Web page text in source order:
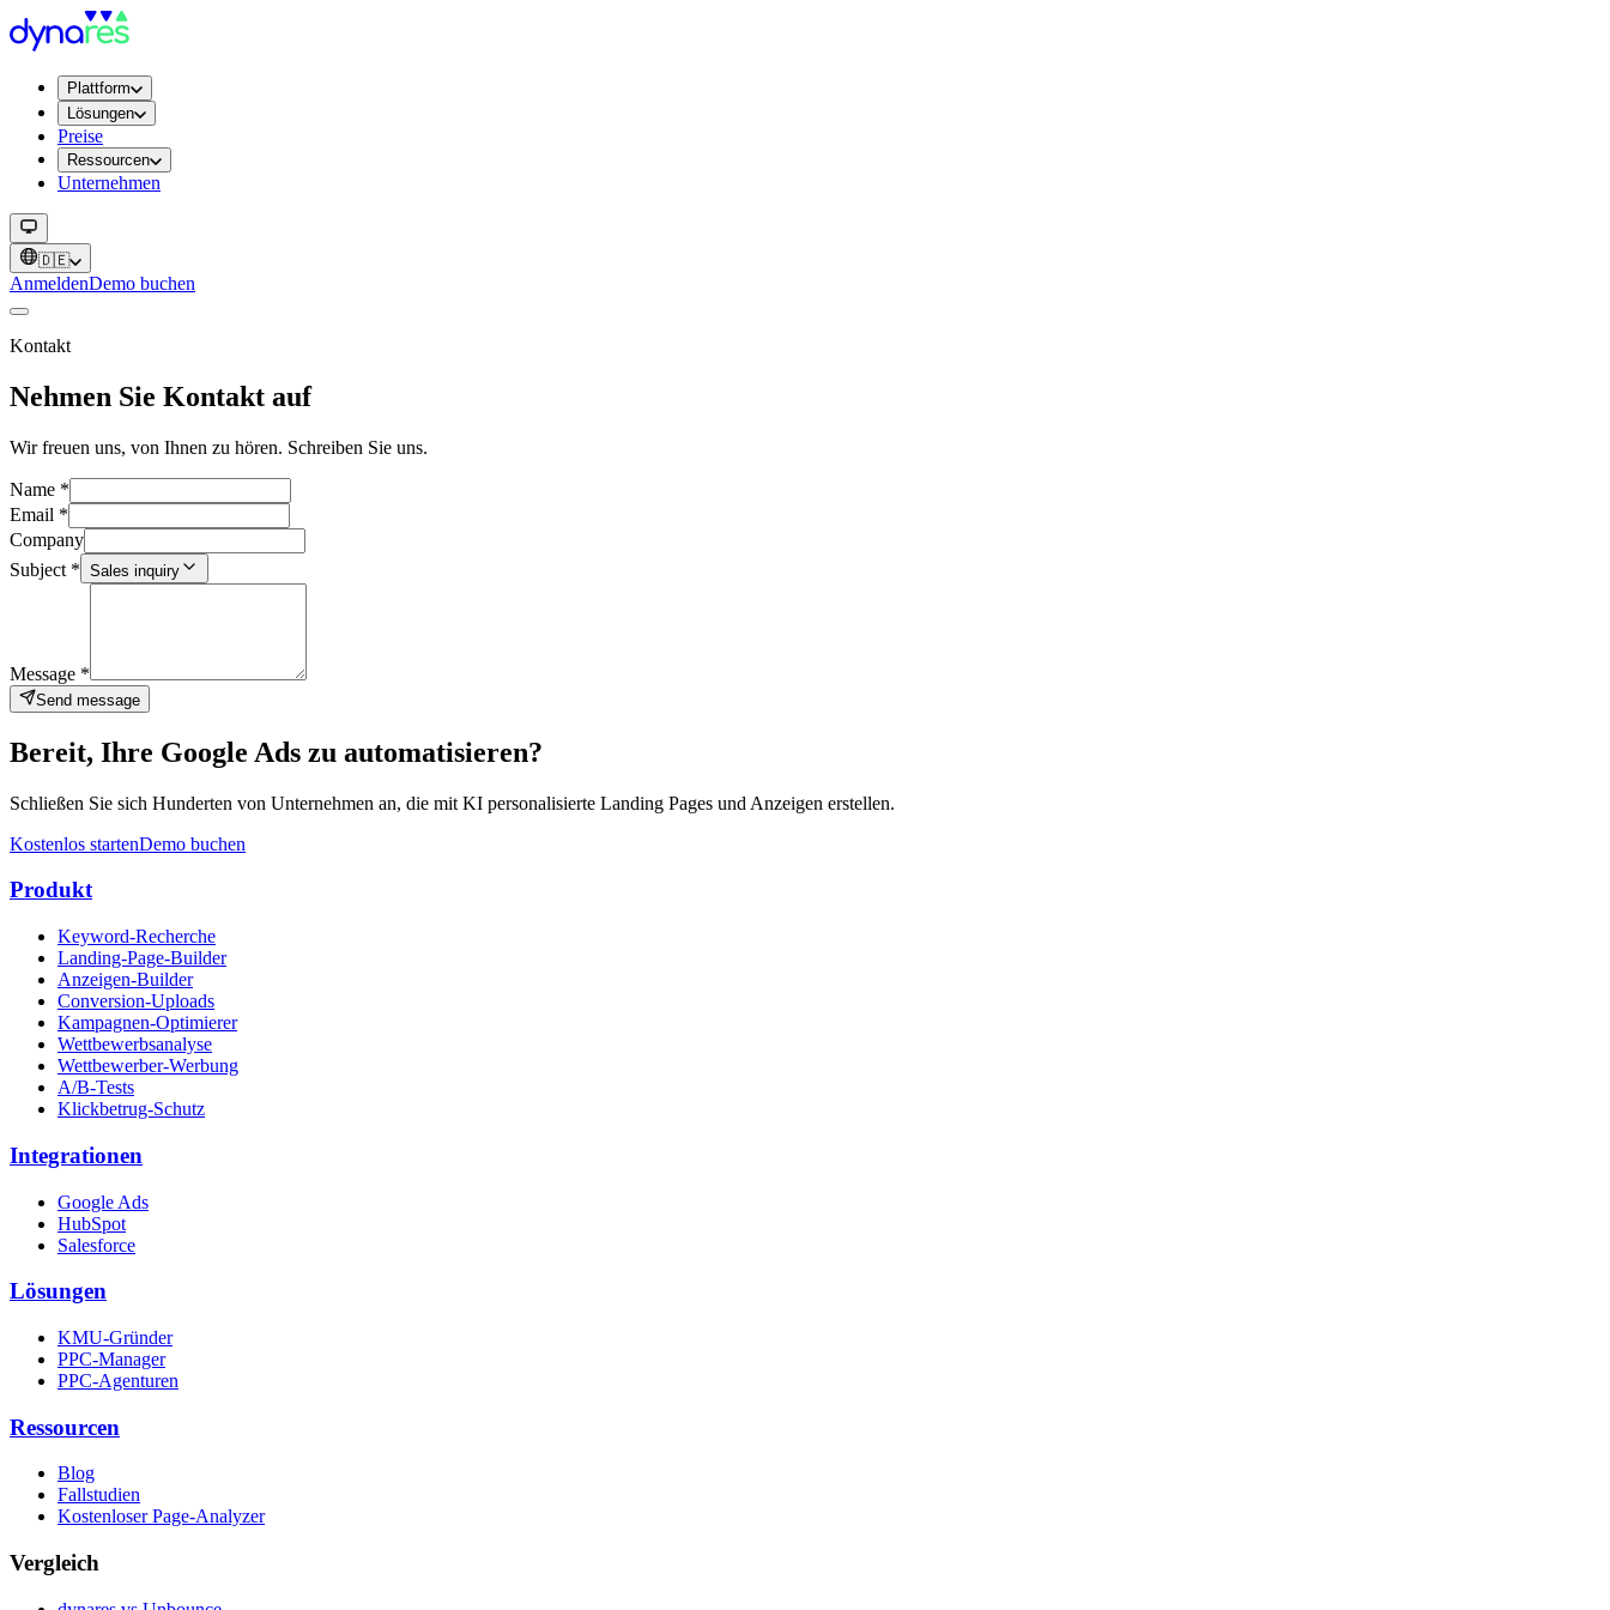
Plattform
Lösungen
Preise
Ressourcen
Unternehmen
🇩🇪
AnmeldenDemo buchen
Kontakt
Nehmen Sie Kontakt auf
Wir freuen uns, von Ihnen zu hören. Schreiben Sie uns.
Name *
Email *
Company
Subject * Sales inquiry
Message *
Send message
Bereit, Ihre Google Ads zu automatisieren?
Schließen Sie sich Hunderten von Unternehmen an, die mit KI personalisierte Landing Pages und Anzeigen erstellen.
Kostenlos startenDemo buchen
Produkt
Keyword-Recherche
Landing-Page-Builder
Anzeigen-Builder
Conversion-Uploads
Kampagnen-Optimierer
Wettbewerbsanalyse
Wettbewerber-Werbung
A/B-Tests
Klickbetrug-Schutz
Integrationen
Google Ads
HubSpot
Salesforce
Lösungen
KMU-Gründer
PPC-Manager
PPC-Agenturen
Ressourcen
Blog
Fallstudien
Kostenloser Page-Analyzer
Vergleich